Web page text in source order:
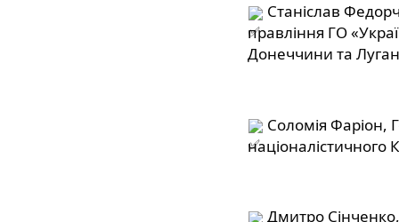
Станіслав
правління ГО
Донеччини та
Соломія Фаріон,
націоналістичного
Дмитро